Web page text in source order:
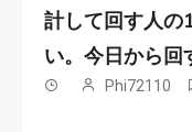
計して回す人の
い。今日から回
Phi72110